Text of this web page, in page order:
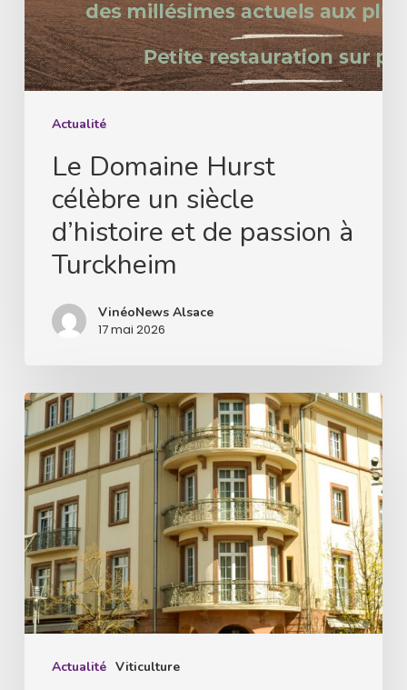
Actualité
à
Turckheim
Le Domaine Hurst
célèbre un siècle
d’histoire et de passion à
Turckheim
VinéoNews Alsace
17 mai 2026
Actualité Viticulture
Les
Grandes
Maisons
d’Alsace,
présentation
du
millésime
2025